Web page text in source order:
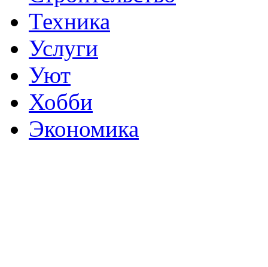
Техника
Услуги
Уют
Хобби
Экономика